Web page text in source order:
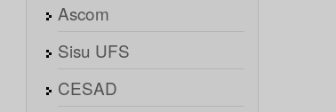
Ascom
Sisu UFS
CESAD